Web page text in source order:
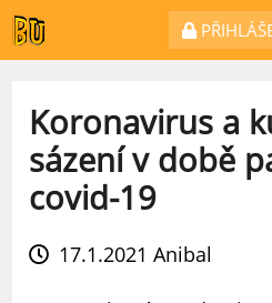
Koronavirus a
sázení v době
covid-19
17.1.2021 Anibal